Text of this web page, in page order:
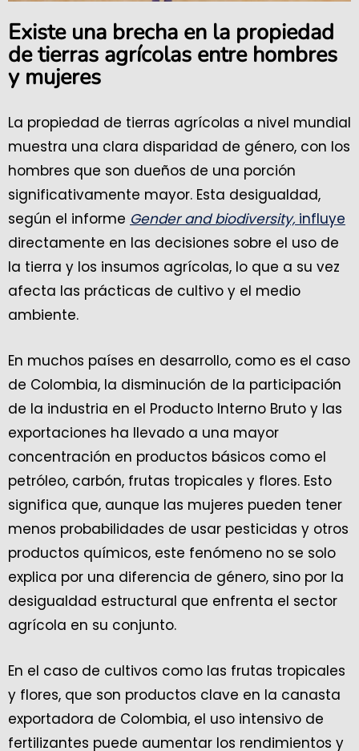
Existe una brecha en la propiedad
de tierras agrícolas entre hombres
y mujeres
La propiedad de tierras agrícolas a nivel mundial
muestra una clara disparidad de género, con los
hombres que son dueños de una porción
significativamente mayor. Esta desigualdad,
según el informe Gender and biodiversity, influye
directamente en las decisiones sobre el uso de
la tierra y los insumos agrícolas, lo que a su vez
afecta las prácticas de cultivo y el medio
ambiente.
En muchos países en desarrollo, como es el caso
de Colombia, la disminución de la participación
de la industria en el Producto Interno Bruto y las
exportaciones ha llevado a una mayor
concentración en productos básicos como el
petróleo, carbón, frutas tropicales y flores. Esto
significa que, aunque las mujeres pueden tener
menos probabilidades de usar pesticidas y otros
productos químicos, este fenómeno no se solo
explica por una diferencia de género, sino por la
desigualdad estructural que enfrenta el sector
agrícola en su conjunto.
En el caso de cultivos como las frutas tropicales
y flores, que son productos clave en la canasta
exportadora de Colombia, el uso intensivo de
fertilizantes puede aumentar los rendimientos y